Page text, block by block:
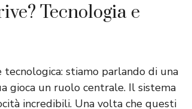
Tecnologia e
stiamo parlando di una
gioca un ruolo centrale. Il sistema
incredibili. Una volta che questi